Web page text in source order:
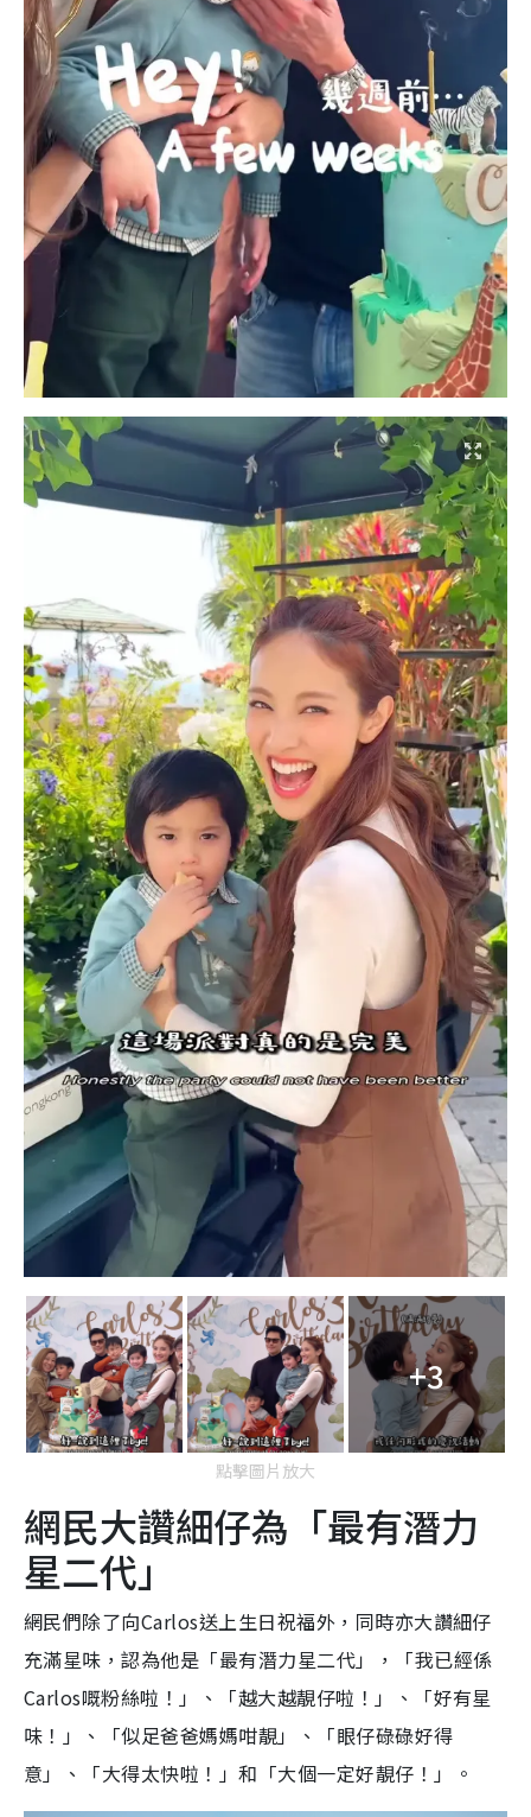
+3
點擊圖片放大
網民大讚細仔為「最有潛力
星二代」
網民們除了向Carlos送上生日祝福外，同時亦大讚細仔
充滿星味，認為他是「最有潛力星二代」，「我已經係
Carlos嘅粉絲啦！」、「越大越靚仔啦！」、「好有星
味！」、「似足爸爸媽媽咁靚」、「眼仔碌碌好得
意」、「大得太快啦！」和「大個一定好靚仔！」。